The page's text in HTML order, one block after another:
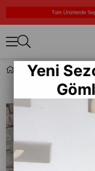
Regular Fit T-
Yeni